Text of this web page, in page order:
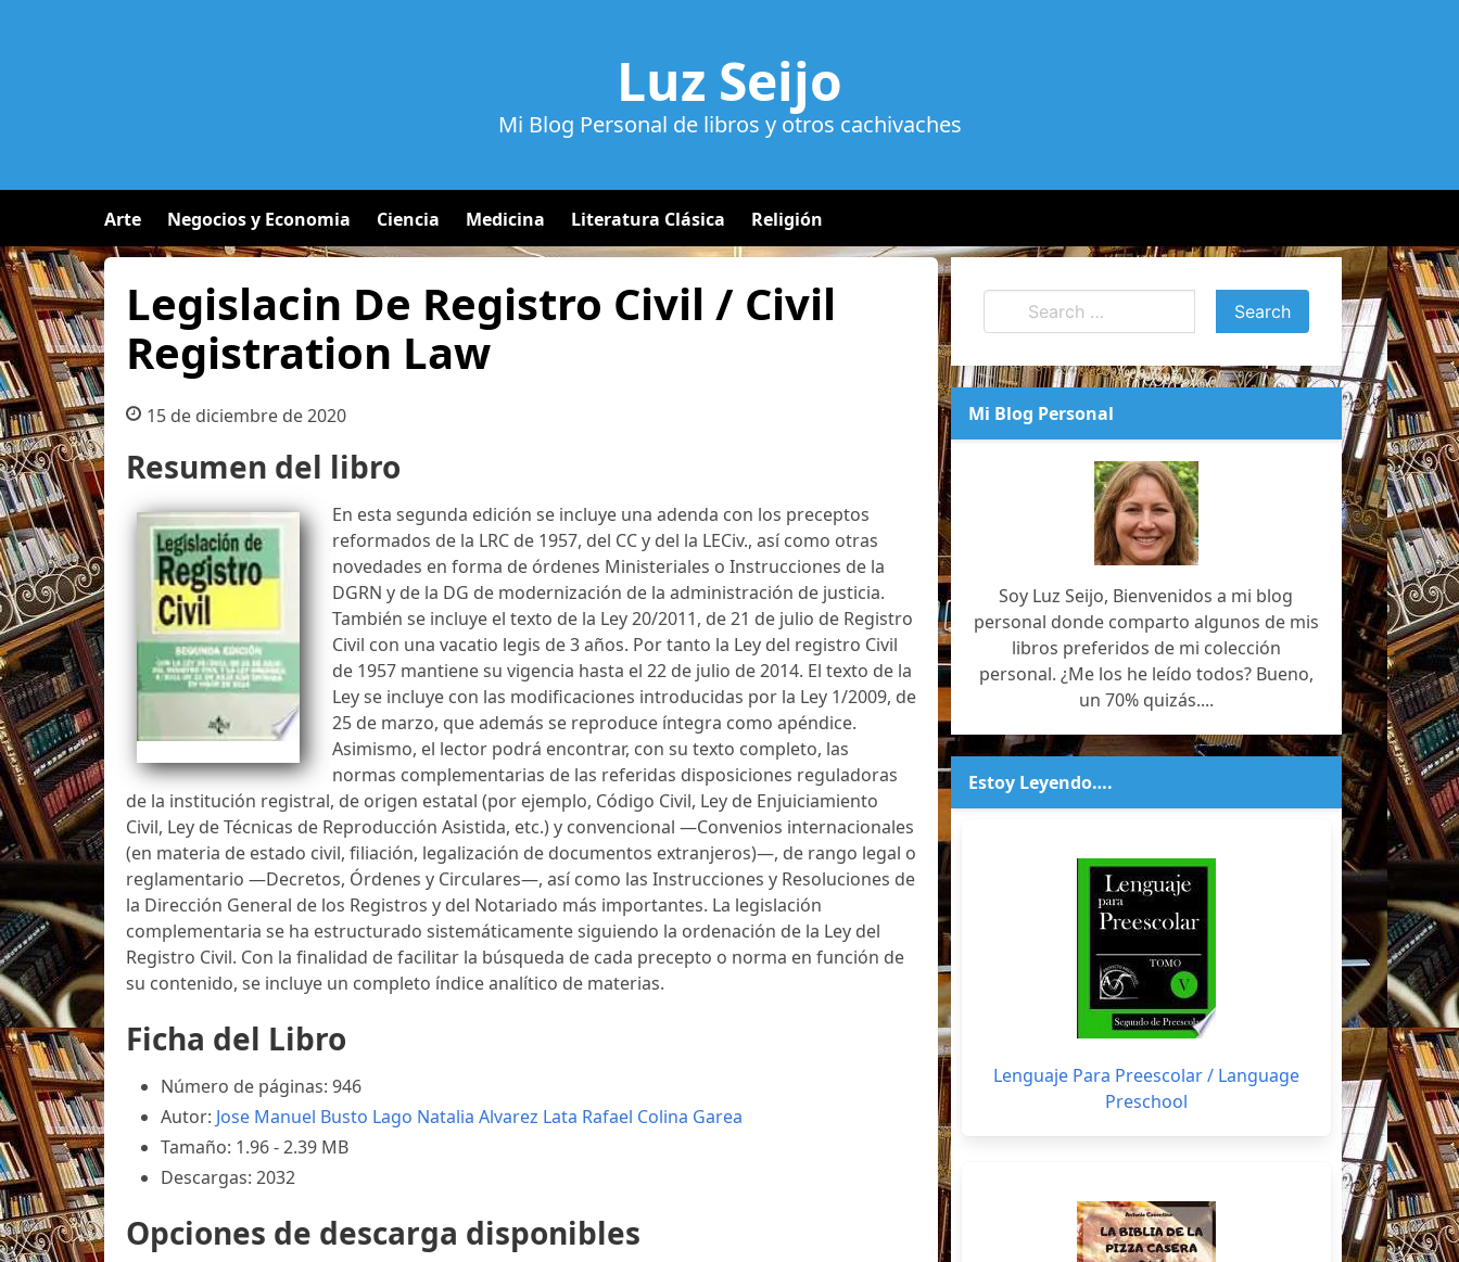
Luz Seijo
Mi Blog Personal de libros y otros cachivaches
Arte Negocios y Economia Ciencia Medicina Literatura Clásica Religión
Legislacin De Registro Civil / Civil
Registration Law
15 de diciembre de 2020
Resumen del libro
En esta segunda edición se incluye una adenda con los preceptos
reformados de la LRC de 1957, del CC y del la LECiv., así como otras
novedades en forma de órdenes Ministeriales o Instrucciones de la
DGRN y de la DG de modernización de la administración de justicia.
También se incluye el texto de la Ley 20/2011, de 21 de julio de Registro
Civil con una vacatio legis de 3 años. Por tanto la Ley del registro Civil
de 1957 mantiene su vigencia hasta el 22 de julio de 2014. El texto de la
Ley se incluye con las modificaciones introducidas por la Ley 1/2009, de
25 de marzo, que además se reproduce íntegra como apéndice.
Asimismo, el lector podrá encontrar, con su texto completo, las
normas complementarias de las referidas disposiciones reguladoras
de la institución registral, de origen estatal (por ejemplo, Código Civil, Ley de Enjuiciamiento
Civil, Ley de Técnicas de Reproducción Asistida, etc.) y convencional —Convenios internacionales
(en materia de estado civil, filiación, legalización de documentos extranjeros)—, de rango legal o
reglamentario —Decretos, Órdenes y Circulares—, así como las Instrucciones y Resoluciones de
la Dirección General de los Registros y del Notariado más importantes. La legislación
complementaria se ha estructurado sistemáticamente siguiendo la ordenación de la Ley del
Registro Civil. Con la finalidad de facilitar la búsqueda de cada precepto o norma en función de
su contenido, se incluye un completo índice analítico de materias.
Ficha del Libro
Número de páginas: 946
Autor: Jose Manuel Busto Lago Natalia Alvarez Lata Rafael Colina Garea
Tamaño: 1.96 - 2.39 MB
Descargas: 2032
Opciones de descarga disponibles
Mi Blog Personal
Soy Luz Seijo, Bienvenidos a mi blog
personal donde comparto algunos de mis
libros preferidos de mi colección
personal. ¿Me los he leído todos? Bueno,
un 70% quizás....
Estoy Leyendo….
Lenguaje Para Preescolar / Language
Preschool